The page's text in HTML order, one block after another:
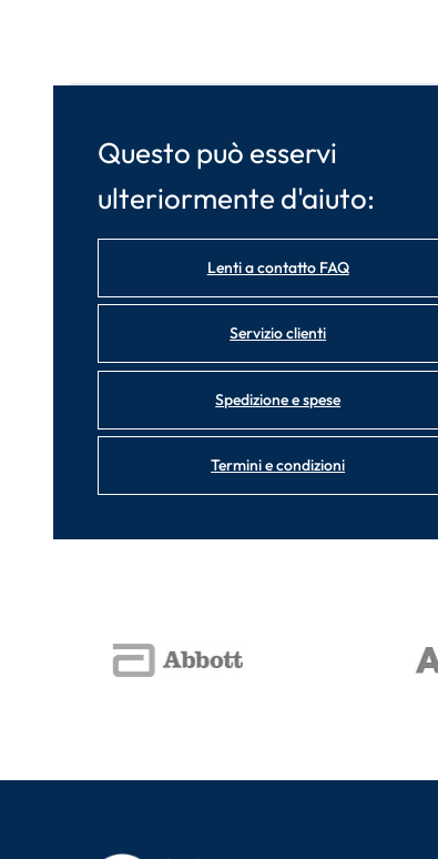
Questo può esservi
ulteriormente d'aiuto:
Lenti a contatto FAQ
Servizio clienti
Spedizione e spese
Termini e condizioni